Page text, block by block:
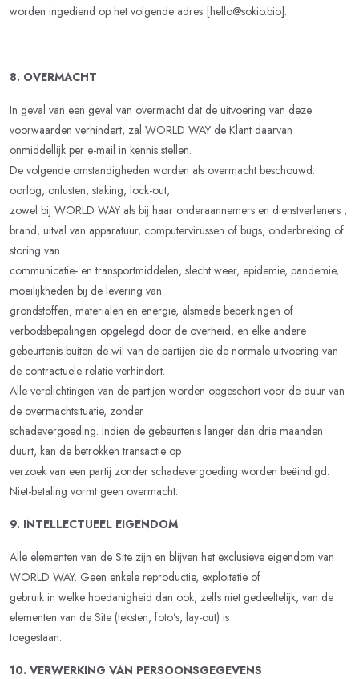
worden ingediend op het volgende adres [hello@sokio.bio].
8. OVERMACHT
In geval van een geval van overmacht dat de uitvoering van deze
voorwaarden verhindert, zal WORLD WAY de Klant daarvan
onmiddellijk per e-mail in kennis stellen.
De volgende omstandigheden worden als overmacht beschouwd:
oorlog, onlusten, staking, lock-out,
zowel bij WORLD WAY als bij haar onderaannemers en dienstverleners ,
brand, uitval van apparatuur, computervirussen of bugs, onderbreking of
storing van
communicatie- en transportmiddelen, slecht weer, epidemie, pandemie,
moeilijkheden bij de levering van
grondstoffen, materialen en energie, alsmede beperkingen of
verbodsbepalingen opgelegd door de overheid, en elke andere
gebeurtenis buiten de wil van de partijen die de normale uitvoering van
de contractuele relatie verhindert.
Alle verplichtingen van de partijen worden opgeschort voor de duur van
de overmachtsituatie, zonder
schadevergoeding. Indien de gebeurtenis langer dan drie maanden
duurt, kan de betrokken transactie op
verzoek van een partij zonder schadevergoeding worden beëindigd.
Niet-betaling vormt geen overmacht.
9. INTELLECTUEEL EIGENDOM
Alle elementen van de Site zijn en blijven het exclusieve eigendom van
WORLD WAY. Geen enkele reproductie, exploitatie of
gebruik in welke hoedanigheid dan ook, zelfs niet gedeeltelijk, van de
elementen van de Site (teksten, foto’s, lay-out) is
toegestaan.
10. VERWERKING VAN PERSOONSGEGEVENS